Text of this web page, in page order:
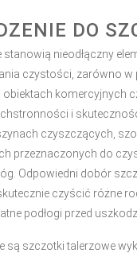
DO
stanowią nieodłączny
czystości, zarówno w
komercyjnych
i
czyszczących,
przeznaczonych do
Odpowiedni dobór
czyścić różne
podłogi przed
są szczotki talerzowe